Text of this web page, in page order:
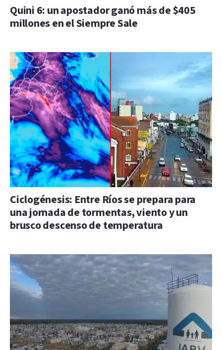
Quini 6: un apostador ganó más de $405
millones en el Siempre Sale
Ciclogénesis: Entre Ríos se prepara para
una jornada de tormentas, viento y un
brusco descenso de temperatura